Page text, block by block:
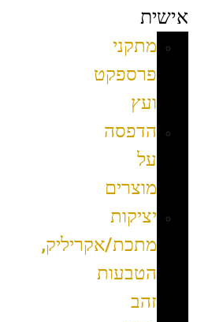
אישית
מתקני
פרספקט
ועץ
הדפסה
על
מוצרים
יציקות
מתכת/אקריליק,
הטבעות
זהב